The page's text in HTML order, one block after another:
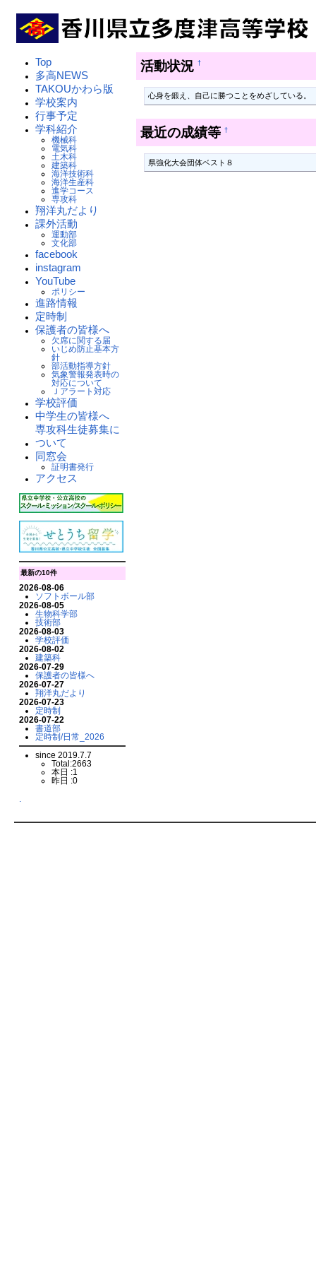
Top
多高NEWS
TAKOUかわら版
学校案内
行事予定
学科紹介
機械科
電気科
土木科
建築科
海洋技術科
海洋生産科
進学コース
専攻科
翔洋丸だより
課外活動
運動部
文化部
facebook
instagram
YouTube
ポリシー
進路情報
定時制
保護者の皆様へ
欠席に関する届
いじめ防止基本方
針
部活動指導方針
気象警報発表時の
対応について
Ｊアラート対応
学校評価
中学生の皆様へ
専攻科生徒募集に
ついて
同窓会
証明書発行
アクセス
最新の10件
2026-08-06
ソフトボール部
2026-08-05
生物科学部
技術部
2026-08-03
学校評価
2026-08-02
建築科
2026-07-29
保護者の皆様へ
2026-07-27
翔洋丸だより
2026-07-23
定時制
2026-07-22
書道部
定時制/日常_2026
since 2019.7.7
Total:2663
本日 :1
昨日 :0
活動状況 †
心身を鍛え、自己に勝つことをめざしている。
最近の成績等 †
県強化大会団体ベスト８